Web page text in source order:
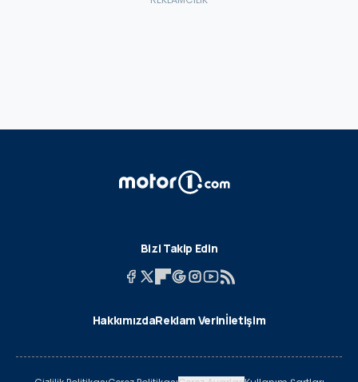
Bizi Takip Edin
HakkımızdaReklam Verinİletişim